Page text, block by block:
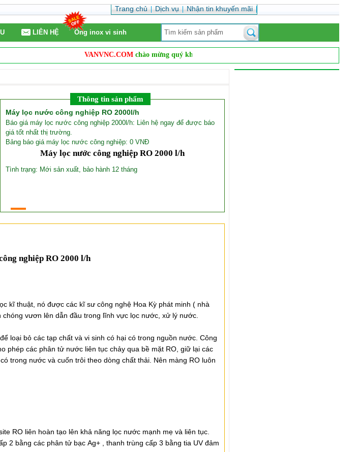
Trang chủ Dịch vụ Nhận tin khuyến mãi
LIÊN HỆ Ống inox vi sinh
VANVNC.COMchào mừng quý khách
Thông tin sản phẩm
Máy lọc nước công nghiệp RO 2000l/h
Báo giá máy lọc nước công nghiệp 2000l/h: Liên hệ ngay để được báo
giá tốt nhất thị trường.
Bảng báo giá máy lọc nước công nghiệp: 0 VNĐ
Máy lọc nước công nghiệp RO 2000 l/h
Tình trạng: Mới sản xuất, bảo hành 12 tháng
nghiệp RO 2000 l/h
kĩ thuật, nó được các kĩ sư công nghệ Hoa Kỳ phát minh ( nhà
vươn lên dẫn đầu trong lĩnh vực lọc nước, xử lý nước.
loại bỏ các tạp chất và vi sinh có hại có trong nguồn nước. Công
phép các phân tử nước liên tục chảy qua bề mặt RO, giữ lại các
trong nước và cuốn trôi theo dòng chất thải. Nên màng RO luôn
RO liên hoàn tạo lên khả năng lọc nước mạnh mẹ và liên tục.
2 bằng các phân tử bạc Ag+ , thanh trùng cấp 3 bằng tia UV đảm